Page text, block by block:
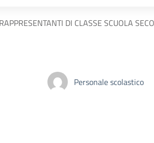
DI CLASSE SCUOLA
Personale scolastico